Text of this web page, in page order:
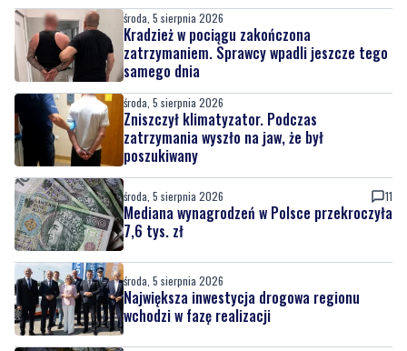
środa, 5 sierpnia 2026
Kradzież w pociągu zakończona
zatrzymaniem. Sprawcy wpadli jeszcze tego
samego dnia
środa, 5 sierpnia 2026
Zniszczył klimatyzator. Podczas
zatrzymania wyszło na jaw, że był
poszukiwany
środa, 5 sierpnia 2026 11
Mediana wynagrodzeń w Polsce przekroczyła
7,6 tys. zł
środa, 5 sierpnia 2026
Największa inwestycja drogowa regionu
wchodzi w fazę realizacji